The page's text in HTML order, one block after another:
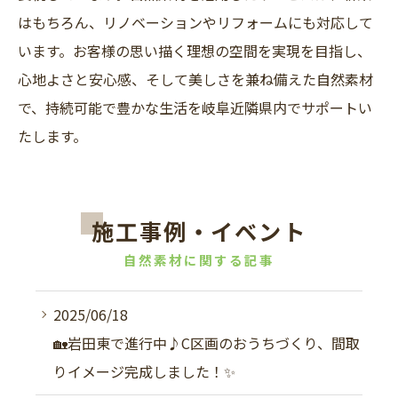
はもちろん、リノベーションやリフォームにも対応して
います。お客様の思い描く理想の空間を実現を目指し、
心地よさと安心感、そして美しさを兼ね備えた自然素材
で、持続可能で豊かな生活を岐阜近隣県内でサポートい
たします。
施工事例・イベント
自然素材に関する記事
2025/06/18
🏡岩田東で進行中♪C区画のおうちづくり、間取
りイメージ完成しました！✨